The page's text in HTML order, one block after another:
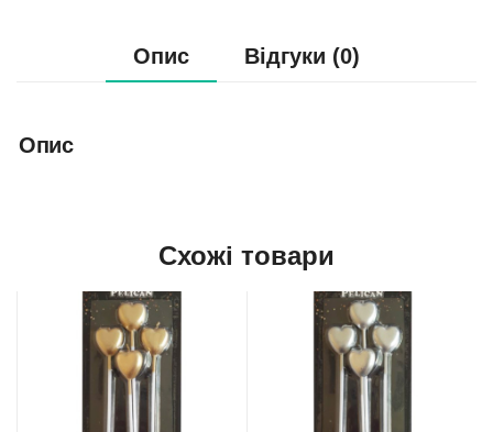
Опис Відгуки (0)
Опис
Схожі товари